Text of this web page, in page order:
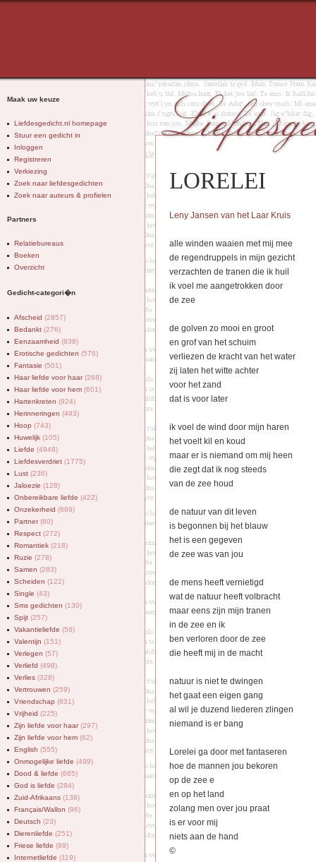
LORELEI
Leny Jansen van het Laar Kruis
alle winden waaien met mij mee
de regendruppels in mijn gezicht
verzachten de tranen die ik huil
ik voel me aangetrokken door
de zee
de golven zo mooi en groot
en grof van het schuim
verliezen de kracht van het water
zij laten het witte achter
voor het zand
dat is voor later
ik voel de wind door mijn haren
het voelt kil en koud
maar er is niemand om mij heen
die zegt dat ik nog steeds
van de zee houd
de natuur van dit leven
is begonnen bij het blauw
het is een gegeven
de zee was van jou
de mens heeft vernietigd
wat de natuur heeft volbracht
maar eens zijn mijn tranen
in de zee en ik
ben verloren door de zee
die heeft mij in de macht
natuur is niet te dwingen
het gaat een eigen gang
al wil je duzend liederen zlingen
niemand is er bang
Lorelei ga door met fantaseren
hoe de mannen jou bekoren
op de zee e
en op het land
zolang men over jou praat
is er voor mij
niets aan de hand
©
Maak uw keuze
Liefdesgedicht.nl homepage
Stuur een gedicht in
Inloggen
Registreren
Verkiezing
Zoek naar liefdesgedichten
Zoek naar auteurs & profielen
Partners
Relatiebureaus
Boeken
Overzicht
Gedicht-categori�n
Afscheid (2857)
Bedankt (276)
Eenzaamheid (838)
Erotische gedichten (576)
Fantasie (501)
Haar liefde voor haar(268)
Haar liefde voor hem (601)
Hartenkreten (924)
Herinneringen (493)
Hoop (743)
Huwelijk (105)
Liefde (4948)
Liefdesverdriet (1775)
Lust (236)
Jaloezie (128)
Onbereikbare liefde (422)
Onzekerheid (689)
Partner(60)
Respect (272)
Romantiek (218)
Ruzie (278)
Samen (283)
Scheiden (122)
Single (43)
Sms gedichten (130)
Spijt (257)
Vakantieliefde (58)
Valentijn (151)
Verlegen (57)
Verliefd (498)
Verlies (328)
Vertrouwen (259)
Vriendschap (831)
Vrijheid (225)
Zijn liefde voor haar(297)
Zijn liefde voor hem (62)
English (555)
Onmogelijke liefde (499)
Dood & liefde (665)
God is liefde (284)
Zuid-Afrikaans (138)
Français/Wallon (96)
Deutsch (23)
Dierenliefde (251)
Friese liefde (89)
Internetliefde (119)